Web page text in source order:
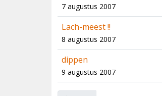
7 augustus 2007
Lach-meest !!
8 augustus 2007
dippen
9 augustus 2007